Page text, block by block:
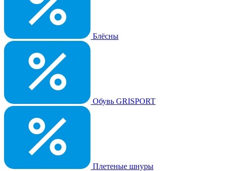
Блёсны
Обувь GRISPORT
Плетеные шнуры